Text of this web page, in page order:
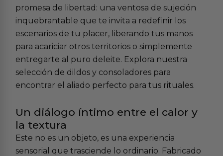
promesa de libertad: una ventosa de sujeción
inquebrantable que te invita a redefinir los
escenarios de tu placer, liberando tus manos
para acariciar otros territorios o simplemente
entregarte al puro deleite. Explora nuestra
selección de dildos y consoladores para
encontrar el aliado perfecto para tus rituales.
Un diálogo íntimo entre el calor y
la textura
Este no es un objeto, es una experiencia
sensorial que trasciende lo ordinario. Fabricado